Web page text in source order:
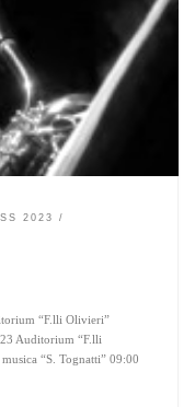
2023
“F.lli Olivieri”
Auditorium “F.lli
“S. Tognatti” 09:00